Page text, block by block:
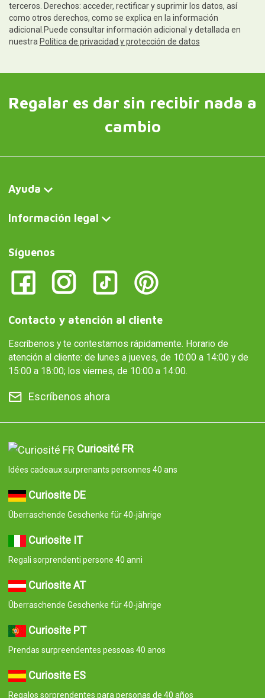
terceros. Derechos: acceder, rectificar y suprimir los datos, así
como otros derechos, como se explica en la información
adicional.Puede consultar información adicional y detallada en
nuestra Política de privacidad y protección de datos
Regalar es dar sin recibir nada a
cambio
Ayuda
Información legal
Síguenos
Contacto y atención al cliente
Escríbenos y te contestamos rápidamente. Horario de
atención al cliente: de lunes a jueves, de 10:00 a 14:00 y de
15:00 a 18:00; los viernes, de 10:00 a 14:00.
Escríbenos ahora
Curiosité FR
Idées cadeaux surprenants personnes 40 ans
Curiosite DE
Überraschende Geschenke für 40-jährige
Curiosite IT
Regali sorprendenti persone 40 anni
Curiosite AT
Überraschende Geschenke für 40-jährige
Curiosite PT
Prendas surpreendentes pessoas 40 anos
Curiosite ES
Regalos sorprendentes para personas de 40 años